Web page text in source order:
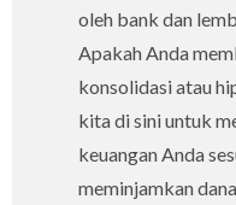
oleh bank dan
Apakah Anda
konsolidasi atau
kita di sini untuk
keuangan Anda
meminjamkan